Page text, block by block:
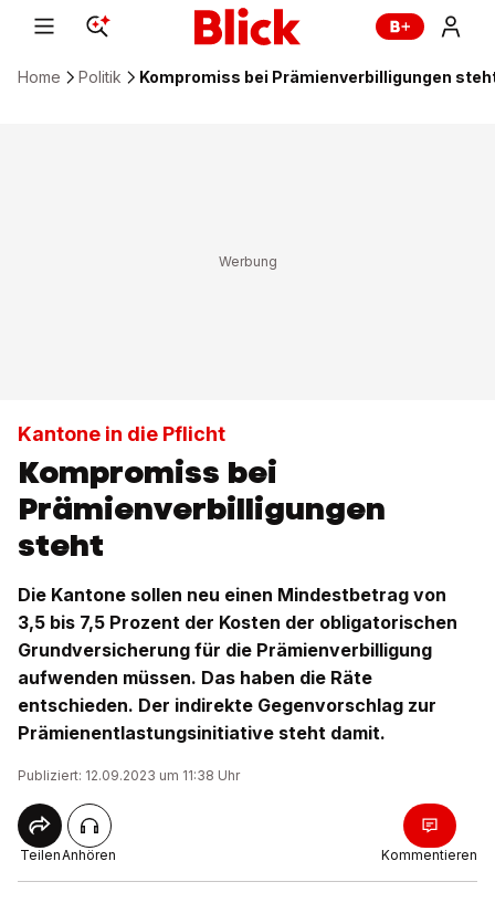
Home Politik Kompromiss bei Prämienverbilligungen
Kantone in die Pflicht
Kompromiss bei
Prämienverbilligungen
steht
Die Kantone sollen neu einen Mindestbetrag von
3,5 bis 7,5 Prozent der Kosten der obligatorischen
Grundversicherung für die Prämienverbilligung
aufwenden müssen. Das haben die Räte
entschieden. Der indirekte Gegenvorschlag zur
Prämienentlastungsinitiative steht damit.
Publiziert: 12.09.2023 um 11:38 Uhr
TeilenAnhören Kommentieren